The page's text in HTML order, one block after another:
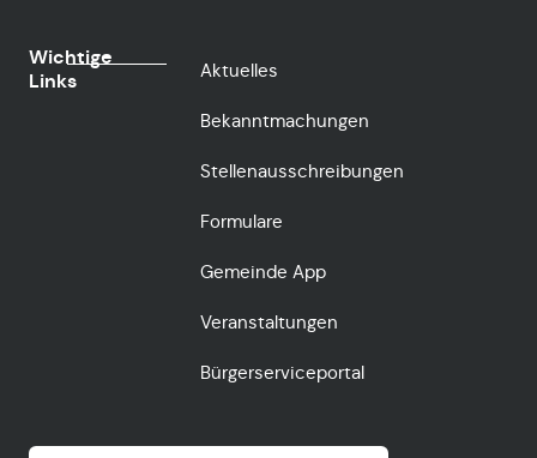
Wichtige
Links
Aktuelles
Bekanntmachungen
Stellenausschreibungen
Formulare
Gemeinde App
Veranstaltungen
Bürgerserviceportal